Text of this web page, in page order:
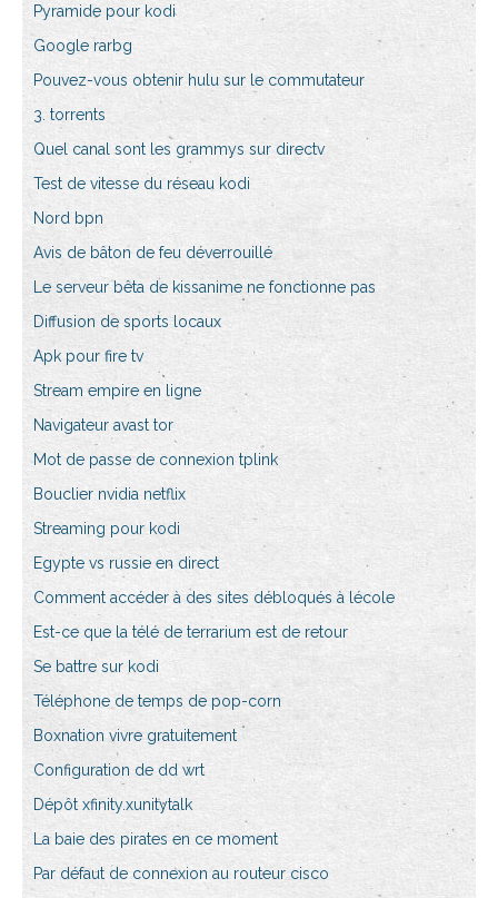
Pyramide pour kodi
Google rarbg
Pouvez-vous obtenir hulu sur le commutateur
3. torrents
Quel canal sont les grammys sur directv
Test de vitesse du réseau kodi
Nord bpn
Avis de bâton de feu déverrouillé
Le serveur bêta de kissanime ne fonctionne pas
Diffusion de sports locaux
Apk pour fire tv
Stream empire en ligne
Navigateur avast tor
Mot de passe de connexion tplink
Bouclier nvidia netflix
Streaming pour kodi
Egypte vs russie en direct
Comment accéder à des sites débloqués à lécole
Est-ce que la télé de terrarium est de retour
Se battre sur kodi
Téléphone de temps de pop-corn
Boxnation vivre gratuitement
Configuration de dd wrt
Dépôt xfinity.xunitytalk
La baie des pirates en ce moment
Par défaut de connexion au routeur cisco